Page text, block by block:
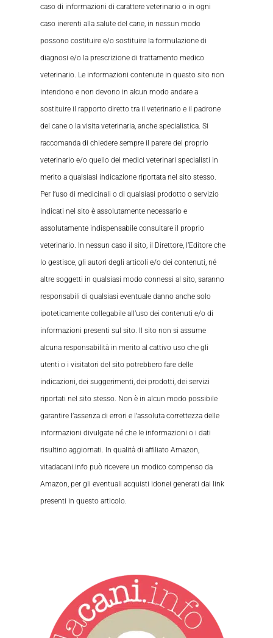
caso di informazioni di carattere veterinario o in ogni
caso inerenti alla salute del cane, in nessun modo
possono costituire e/o sostituire la formulazione di
diagnosi e/o la prescrizione di trattamento medico
veterinario. Le informazioni contenute in questo sito non
intendono e non devono in alcun modo andare a
sostituire il rapporto diretto tra il veterinario e il padrone
del cane o la visita veterinaria, anche specialistica. Si
raccomanda di chiedere sempre il parere del proprio
veterinario e/o quello dei medici veterinari specialisti in
merito a qualsiasi indicazione riportata nel sito stesso.
Per l’uso di medicinali o di qualsiasi prodotto o servizio
indicati nel sito è assolutamente necessario e
assolutamente indispensabile consultare il proprio
veterinario. In nessun caso il sito, il Direttore, l’Editore che
lo gestisce, gli autori degli articoli e/o dei contenuti, né
altre soggetti in qualsiasi modo connessi al sito, saranno
responsabili di qualsiasi eventuale danno anche solo
ipoteticamente collegabile all’uso dei contenuti e/o di
informazioni presenti sul sito. Il sito non si assume
alcuna responsabilità in merito al cattivo uso che gli
utenti o i visitatori del sito potrebbero fare delle
indicazioni, dei suggerimenti, dei prodotti, dei servizi
riportati nel sito stesso. Non è in alcun modo possibile
garantire l’assenza di errori e l’assoluta correttezza delle
informazioni divulgate né che le informazioni o i dati
risultino aggiornati. In qualità di affiliato Amazon,
vitadacani.info può ricevere un modico compenso da
Amazon, per gli eventuali acquisti idonei generati dai link
presenti in questo articolo.